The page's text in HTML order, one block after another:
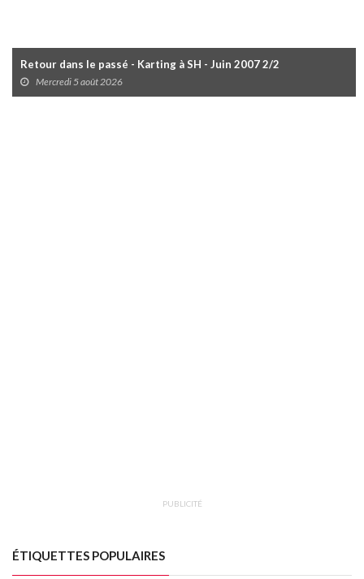
Retour dans le passé - Karting à SH - Juin 2007 2/2
Mercredi 5 août 2026
PUBLICITÉ
ÉTIQUETTES POPULAIRES